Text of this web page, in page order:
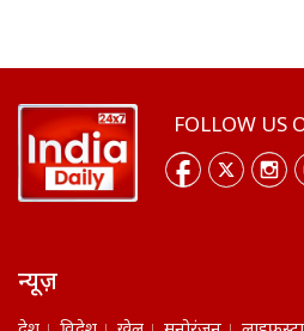
FOLLOW US
न्यूज़